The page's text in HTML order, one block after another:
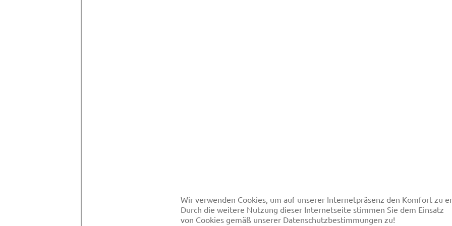
Wir verwenden Cookies, um auf unserer Internetpräsenz den Komfort
Durch die weitere Nutzung dieser Internetseite stimmen Sie dem Einsatz
von Cookies gemäß unserer Datenschutzbestimmungen zu!